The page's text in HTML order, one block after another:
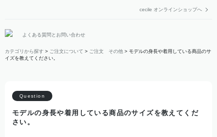
cecile オンラインショップへ
よくある質問とお問い合わせ
カテゴリから探す > ご注文について > ご注文 その他 > モデルの身長や着用している商品のサ
イズを教えてください。
モデルの身長や着用している商品のサイズを教えてくだ
さい。